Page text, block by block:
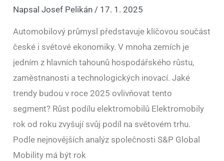
NapsalJosef Pelikán/ 17. 1. 2025
Automobilový průmysl představuje klíčovou součást
české i světové ekonomiky. V mnoha zemích je
jedním z hlavních tahounů hospodářského růstu,
zaměstnanosti a technologických inovací. Jaké
trendy budou v roce 2025 ovlivňovat tento
segment? Růst podílu elektromobilů Elektromobily
rok od roku zvyšují svůj podíl na světovém trhu.
Podle nejnovějších analýz společnosti S&P Global
Mobility má být rok